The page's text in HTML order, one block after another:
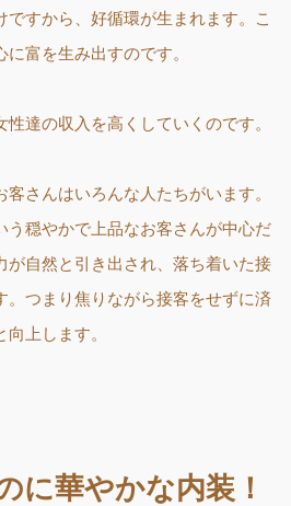
ですから、好循環が生まれます。こ
富を生み出すのです。
達の収入を高くしていくのです。
さんはいろんな人たちがいます。
う穏やかで上品なお客さんが中心だ
が自然と引き出され、落ち着いた接
。つまり焦りながら接客をせずに済
上します。
に華やかな内装！